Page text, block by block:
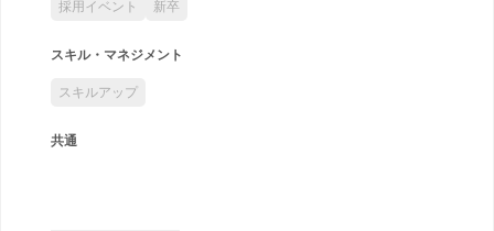
採用イベント 新卒
スキル・マネジメント
スキルアップ
共通